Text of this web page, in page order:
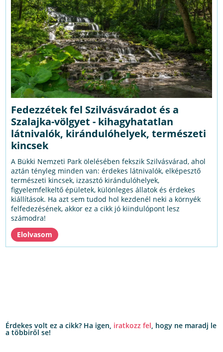
Fedezzétek fel Szilvásváradot és a
Szalajka-völgyet - kihagyhatatlan
látnivalók, kirándulóhelyek, természeti
kincsek
A Bükki Nemzeti Park ölelésében fekszik Szilvásvárad, ahol
aztán tényleg minden van: érdekes látnivalók, elképesztő
természeti kincsek, izzasztó kirándulóhelyek,
figyelemfelkeltő épületek, különleges állatok és érdekes
kiállítások. Ha azt sem tudod hol kezdenél neki a környék
felfedezésének, akkor ez a cikk jó kiindulópont lesz
számodra!
Érdekes volt ez a cikk? Ha igen, iratkozz fel, hogy ne maradj le
a többiről se!